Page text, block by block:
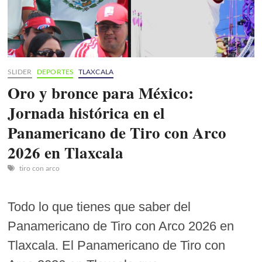
fecha
del
show
SLIDER DEPORTES TLAXCALA
Oro y bronce para México:
Jornada histórica en el
Panamericano de Tiro con Arco
2026 en Tlaxcala
tiro con arco
Todo lo que tienes que saber del
Panamericano de Tiro con Arco 2026 en
Tlaxcala. El Panamericano de Tiro con